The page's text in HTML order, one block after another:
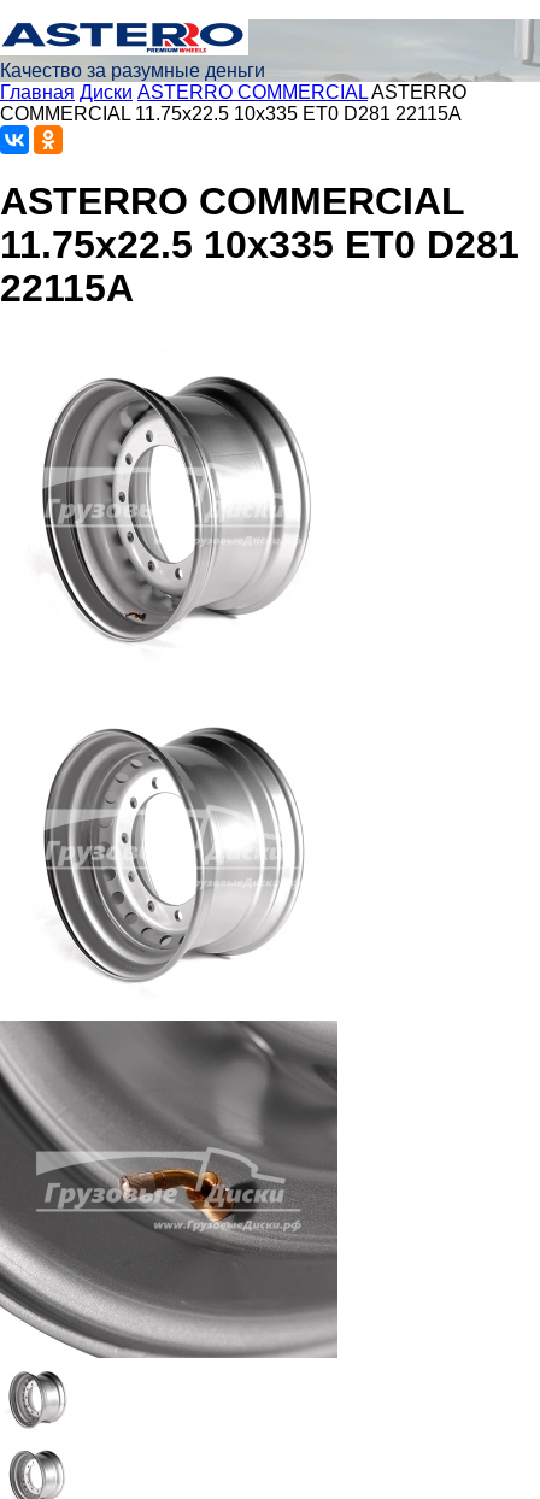
Качество за разумные деньги
Главная Диски ASTERRO COMMERCIALASTERRO
COMMERCIAL 11.75x22.5 10x335 ET0 D281 22115А
ASTERRO COMMERCIAL
11.75x22.5 10x335 ET0 D281
22115А